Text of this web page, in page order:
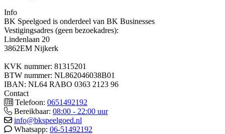
Info
BK Speelgoed is onderdeel van BK Businesses
Vestigingsadres (geen bezoekadres):
Lindenlaan 20
3862EM Nijkerk
KVK nummer: 81315201
BTW nummer: NL862046038B01
IBAN: NL64 RABO 0363 2123 96
Contact
Telefoon: 0651492192
Bereikbaar: 08:00 - 22:00 uur
info@bkspeelgoed.nl
Whatsapp: 06-51492192